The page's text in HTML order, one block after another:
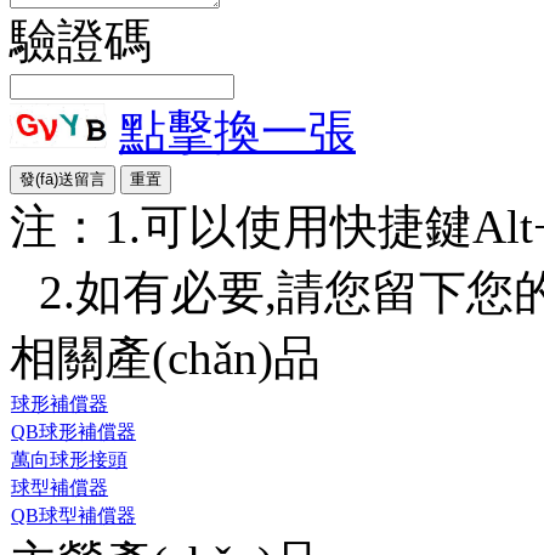
驗證碼
點擊換一張
注：1.可以使用快捷鍵
2.如有必要,請您留下您
相關產(chǎn)品
球形補償器
QB球形補償器
萬向球形接頭
球型補償器
QB球型補償器